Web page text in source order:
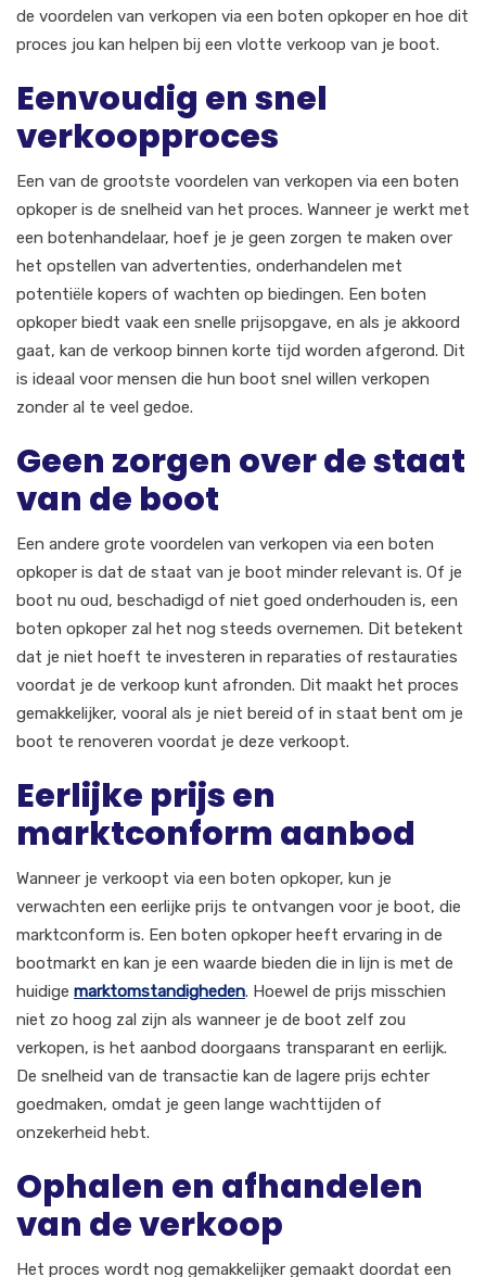
de voordelen van verkopen via een boten opkoper en hoe dit
proces jou kan helpen bij een vlotte verkoop van je boot.
Eenvoudig en snel
verkoopproces
Een van de grootste voordelen van verkopen via een boten
opkoper is de snelheid van het proces. Wanneer je werkt met
een botenhandelaar, hoef je je geen zorgen te maken over
het opstellen van advertenties, onderhandelen met
potentiële kopers of wachten op biedingen. Een boten
opkoper biedt vaak een snelle prijsopgave, en als je akkoord
gaat, kan de verkoop binnen korte tijd worden afgerond. Dit
is ideaal voor mensen die hun boot snel willen verkopen
zonder al te veel gedoe.
Geen zorgen over de staat
van de boot
Een andere grote voordelen van verkopen via een boten
opkoper is dat de staat van je boot minder relevant is. Of je
boot nu oud, beschadigd of niet goed onderhouden is, een
boten opkoper zal het nog steeds overnemen. Dit betekent
dat je niet hoeft te investeren in reparaties of restauraties
voordat je de verkoop kunt afronden. Dit maakt het proces
gemakkelijker, vooral als je niet bereid of in staat bent om je
boot te renoveren voordat je deze verkoopt.
Eerlijke prijs en
marktconform aanbod
Wanneer je verkoopt via een boten opkoper, kun je
verwachten een eerlijke prijs te ontvangen voor je boot, die
marktconform is. Een boten opkoper heeft ervaring in de
bootmarkt en kan je een waarde bieden die in lijn is met de
huidige marktomstandigheden. Hoewel de prijs misschien
niet zo hoog zal zijn als wanneer je de boot zelf zou
verkopen, is het aanbod doorgaans transparant en eerlijk.
De snelheid van de transactie kan de lagere prijs echter
goedmaken, omdat je geen lange wachttijden of
onzekerheid hebt.
Ophalen en afhandelen
van de verkoop
Het proces wordt nog gemakkelijker gemaakt doordat een